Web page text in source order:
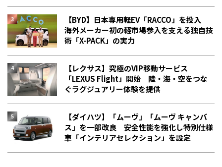
【BYD】日本専用軽EV「RACCO」を投入
海外メーカー初の軽市場参入を支える独自技
術「X-PACK」の実力
【レクサス】究極のVIP移動サービス
「LEXUS Flight」開始 陸・海・空をつな
ぐラグジュアリー体験を提供
【ダイハツ】「ムーヴ」「ムーヴ キャンバ
ス」を一部改良 安全性能を強化し特別仕様
車「インテリアセレクション」を設定